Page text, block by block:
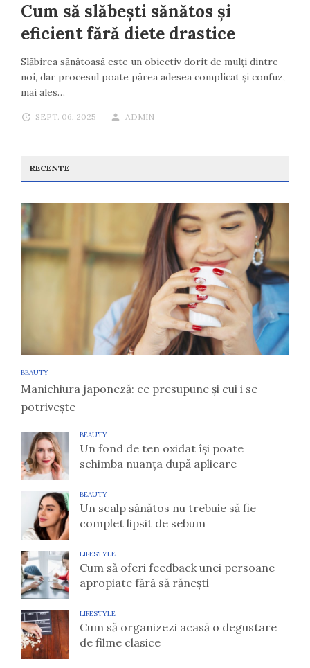
Cum să slăbești sănătos și
eficient fără diete drastice
Slăbirea sănătoasă este un obiectiv dorit de mulți dintre
noi, dar procesul poate părea adesea complicat și confuz,
mai ales…
SEPT. 06, 2025 ADMIN
RECENTE
BEAUTY
Manichiura japoneză: ce presupune și cui i se
potrivește
BEAUTY
Un fond de ten oxidat își poate
schimba nuanța după aplicare
BEAUTY
Un scalp sănătos nu trebuie să fie
complet lipsit de sebum
LIFESTYLE
Cum să oferi feedback unei persoane
apropiate fără să rănești
LIFESTYLE
Cum să organizezi acasă o degustare
de filme clasice